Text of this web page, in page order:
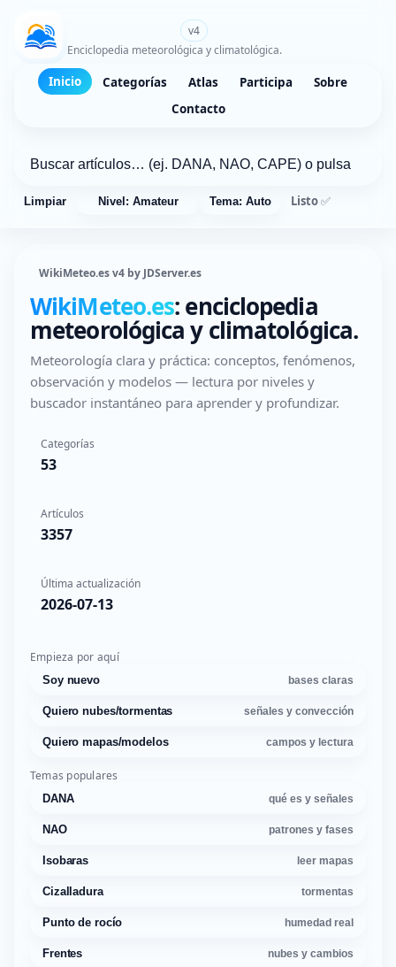
v4
Enciclopedia meteorológica y climatológica.
Inicio Categorías Atlas Participa
Sobre
Contacto
Limpiar Nivel: Amateur Tema: Auto Listo ✅
WikiMeteo.es v4 by JDServer.es
WikiMeteo.es: enciclopedia
meteorológica y climatológica.
Meteorología clara y práctica: conceptos, fenómenos,
observación y modelos — lectura por niveles y
buscador instantáneo para aprender y profundizar.
Categorías
53
Artículos
3357
Última actualización
2026-07-13
Empieza por aquí
Soy nuevo bases claras
Quiero nubes/tormentas señales y convección
Quiero mapas/modelos campos y lectura
Temas populares
DANA qué es y señales
NAO patrones y fases
Isobaras leer mapas
Cizalladura tormentas
Punto de rocío humedad real
Frentes nubes y cambios